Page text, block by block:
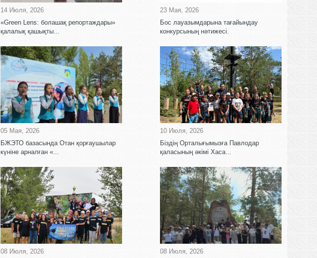
14 Июля, 2026
«Green Lens: болашақ репортаждары»
қалалық қашықты...
23 Мая, 2026
Бос лауазымдарына тағайындау
конкурсының нәтижесі.
05 Мая, 2026
БЖЭТО базасында Отан қорғаушылар
күніне арналған «...
10 Июля, 2026
Біздің Орталығымызға Павлодар
қаласының әкімі Хаса...
08 Июля, 2026
08 Июля, 2026